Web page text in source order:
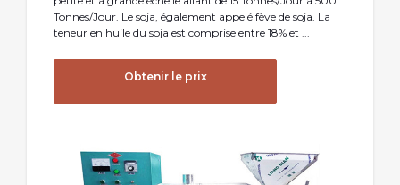
Tonnes/Jour. Le soja, également appelé fève de soja. La
teneur en huile du soja est comprise entre 18% et ...
Obtenir le prix